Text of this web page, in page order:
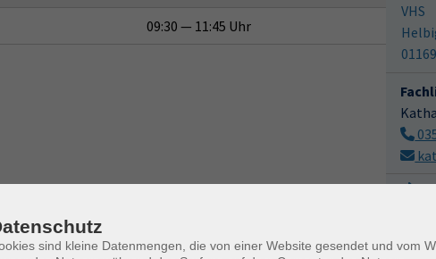
09:30 — 11:45 Uhr
VHS
sind kleine Datenmengen, die von einer Website gesendet und vom